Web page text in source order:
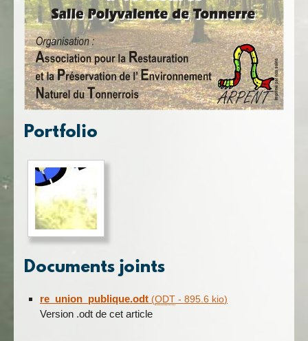
Portfolio
Documents joints
re_union_publique.odt (ODT- 895.6 kio)
Version .odt de cet article